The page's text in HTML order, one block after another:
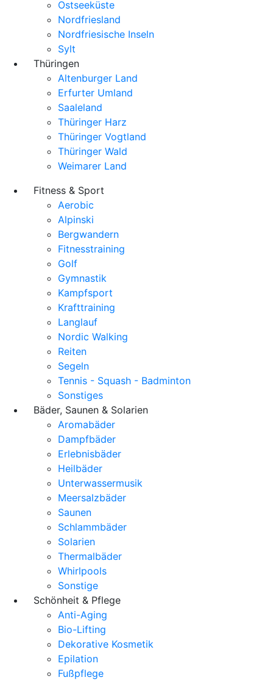
Ostseeküste
Nordfriesland
Nordfriesische Inseln
Sylt
Thüringen
Altenburger Land
Erfurter Umland
Saaleland
Thüringer Harz
Thüringer Vogtland
Thüringer Wald
Weimarer Land
Fitness & Sport
Aerobic
Alpinski
Bergwandern
Fitnesstraining
Golf
Gymnastik
Kampfsport
Krafttraining
Langlauf
Nordic Walking
Reiten
Segeln
Tennis - Squash - Badminton
Sonstiges
Bäder, Saunen & Solarien
Aromabäder
Dampfbäder
Erlebnisbäder
Heilbäder
Unterwassermusik
Meersalzbäder
Saunen
Schlammbäder
Solarien
Thermalbäder
Whirlpools
Sonstige
Schönheit & Pflege
Anti-Aging
Bio-Lifting
Dekorative Kosmetik
Epilation
Fußpflege